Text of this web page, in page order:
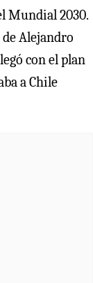
Mundial 2030.
de Alejandro
con el plan
a Chile